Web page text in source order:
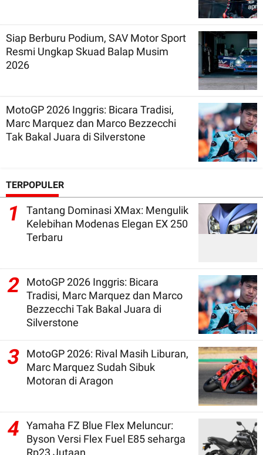
Siap Berburu Podium, SAV Motor Sport
Resmi Ungkap Skuad Balap Musim
2026
MotoGP 2026 Inggris: Bicara Tradisi,
Marc Marquez dan Marco Bezzecchi
Tak Bakal Juara di Silverstone
TERPOPULER
1
Tantang Dominasi XMax: Mengulik
Kelebihan Modenas Elegan EX 250
Terbaru
2
MotoGP 2026 Inggris: Bicara
Tradisi, Marc Marquez dan Marco
Bezzecchi Tak Bakal Juara di
Silverstone
3
MotoGP 2026: Rival Masih Liburan,
Marc Marquez Sudah Sibuk
Motoran di Aragon
4
Yamaha FZ Blue Flex Meluncur:
Byson Versi Flex Fuel E85 seharga
Rp23 Jutaan